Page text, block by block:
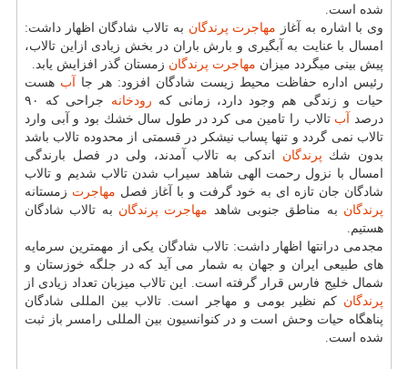
شده است.
وی با اشاره به آغاز مهاجرت پرندگان به تالاب شادگان اظهار داشت:
امسال با عنایت به آبگیری و بارش باران در بخش زیادی ازاین تالاب،
پیش بینی میگردد میزان مهاجرت پرندگان زمستان گذر افزایش یابد.
رئیس اداره حفاظت محیط زیست شادگان افزود: هر جا
آب هست
حیات و زندگی هم وجود دارد، زمانی كه رودخانه
جراحی كه ۹۰
درصد
آب تالاب را تامین می كرد در طول سال خشك بود و آبی وارد
تالاب نمی گردد و تنها پساب نیشكر در قسمتی از محدوده تالاب باشد
بدون شك پرندگان اندكی به تالاب آمدند، ولی در فصل بارندگی
امسال با نزول رحمت الهی شاهد سیراب شدن تالاب شدیم و تالاب
شادگان جان تازه ای به خود گرفت و با آغاز فصل مهاجرت زمستانه
پرندگان به مناطق جنوبی شاهد مهاجرت پرندگان به تالاب شادگان
هستیم.
مجدمی درانتها اظهار داشت: تالاب شادگان یكی از مهمترین سرمایه
های طبیعی ایران و جهان به شمار می آید كه در جلگه خوزستان و
شمال خلیج فارس قرار گرفته است. این تالاب میزبان تعداد زیادی از
پرندگان كم نظیر بومی و مهاجر است. تالاب بین المللی شادگان
پناهگاه حیات وحش است و در كنوانسیون بین المللی رامسر باز ثبت
شده است.